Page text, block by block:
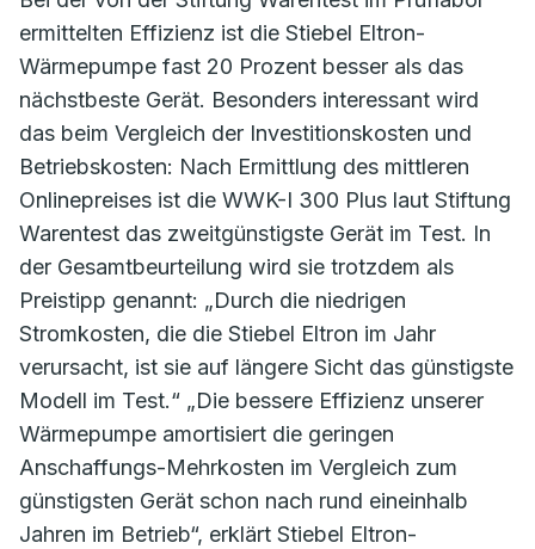
ermittelten Effizienz ist die Stiebel Eltron-
Wärmepumpe fast 20 Prozent besser als das
nächstbeste Gerät. Besonders interessant wird
das beim Vergleich der Investitionskosten und
Betriebskosten: Nach Ermittlung des mittleren
Onlinepreises ist die WWK-I 300 Plus laut Stiftung
Warentest das zweitgünstigste Gerät im Test. In
der Gesamtbeurteilung wird sie trotzdem als
Preistipp genannt: „Durch die niedrigen
Stromkosten, die die Stiebel Eltron im Jahr
verursacht, ist sie auf längere Sicht das günstigste
Modell im Test.“ „Die bessere Effizienz unserer
Wärmepumpe amortisiert die geringen
Anschaffungs-Mehrkosten im Vergleich zum
günstigsten Gerät schon nach rund eineinhalb
Jahren im Betrieb“, erklärt Stiebel Eltron-